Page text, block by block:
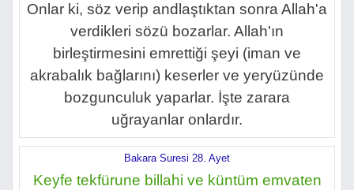
Onlar ki, söz verip andlaştıktan sonra Allah'a
verdikleri sözü bozarlar. Allah'ın
birleştirmesini emrettiği şeyi (iman ve
akrabalık bağlarını) keserler ve yeryüzünde
bozgunculuk yaparlar. İşte zarara
uğrayanlar onlardır.
Bakara Suresi 28. Ayet
Keyfe tekfürune billahi ve küntüm emvaten